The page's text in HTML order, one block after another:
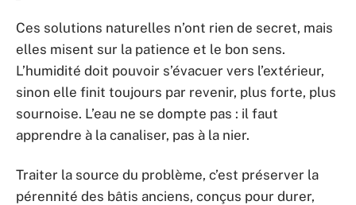
Ces solutions naturelles n’ont rien de secret, mais
elles misent sur la patience et le bon sens.
L’humidité doit pouvoir s’évacuer vers l’extérieur,
sinon elle finit toujours par revenir, plus forte, plus
sournoise. L’eau ne se dompte pas : il faut
apprendre à la canaliser, pas à la nier.
Traiter la source du problème, c’est préserver la
pérennité des bâtis anciens, conçus pour durer,